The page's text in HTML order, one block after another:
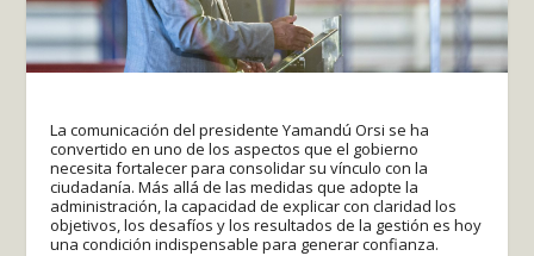
La comunicación del presidente Yamandú Orsi se ha
convertido en uno de los aspectos que el gobierno
necesita fortalecer para consolidar su vínculo con la
ciudadanía. Más allá de las medidas que adopte la
administración, la capacidad de explicar con claridad los
objetivos, los desafíos y los resultados de la gestión es hoy
una condición indispensable para generar confianza.